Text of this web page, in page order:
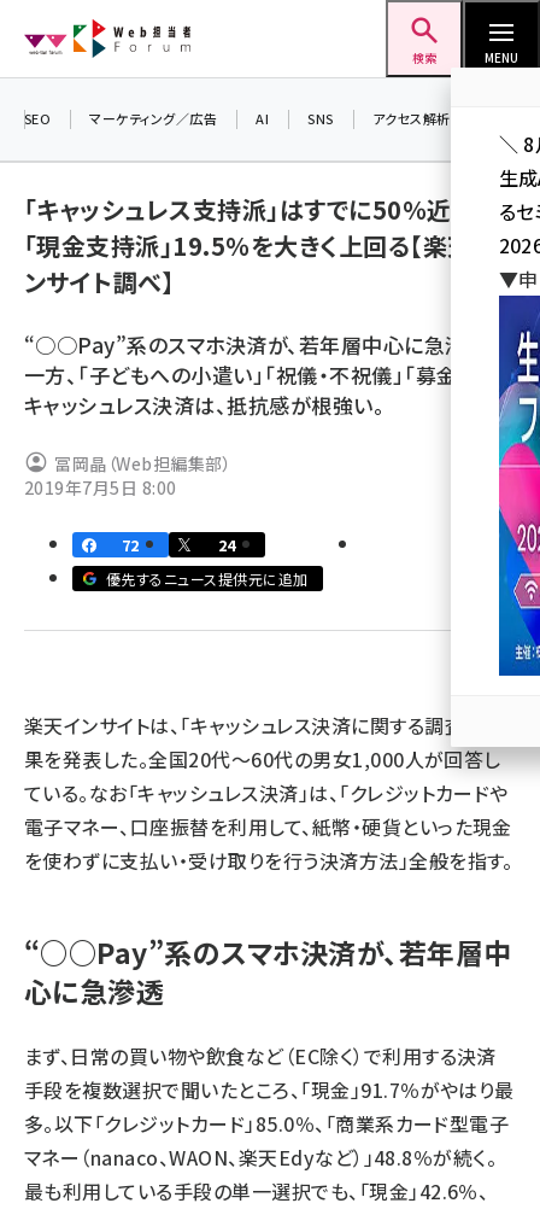
ン
検索 MENU
seo (3528)
youtube (2439)
note (2315)
セミナー (2308)
z世代 (1623)
meo (1277)
llmo (1166)
SEO マーケティング／広告 AI SNS アクセス解析／データ分析
「キャッシュレス支持派」はすでに50％近くに。
「現金支持派」19.5％を大きく上回る【楽天イ
ンサイト調べ】
“○○Pay”系のスマホ決済が、若年層中心に急滲透。
一方、「子どもへの小遣い」「祝儀・不祝儀」「募金」の
キャッシュレス決済は、抵抗感が根強い。
冨岡晶（Web担編集部）
2019年7月5日 8:00
72
24
優先するニュース提供元に追加
楽天インサイトは、「キャッシュレス決済に関する調査」の結
果を発表した。全国20代～60代の男女1,000人が回答し
ている。なお「キャッシュレス決済」は、「クレジットカードや
電子マネー、口座振替を利用して、紙幣・硬貨といった現金
を使わずに支払い・受け取りを行う決済方法」全般を指す。
“○○Pay”系のスマホ決済が、若年層中
心に急滲透
まず、日常の買い物や飲食など（EC除く）で利用する決済
手段を複数選択で聞いたところ、「現金」91.7％がやはり最
多。以下「クレジットカード」85.0％、「商業系カード型電子
マネー（nanaco、WAON、楽天Edyなど）」48.8％が続く。
最も利用している手段の単一選択でも、「現金」42.6％、
＼ 8
生
る
▼申